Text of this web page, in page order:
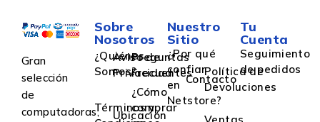
Gran
selección
de
computadoras,
Sobre
Nosotros
¿Quiénes
Somos?
Aviso de
Privacidad
Preguntas
Frecuentes
Términos y
Ubicación
¿Cómo
comprar
Nuestro
Sitio
¿Por qué
confiar
en
Netstore?
Contacto
Política de
Devoluciones
Tu
Cuenta
Seguimiento
de pedidos